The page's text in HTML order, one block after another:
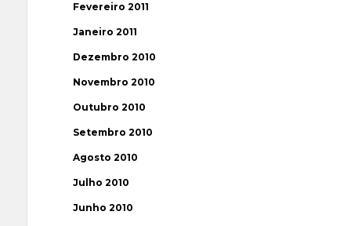
Fevereiro 2011
Janeiro 2011
Dezembro 2010
Novembro 2010
Outubro 2010
Setembro 2010
Agosto 2010
Julho 2010
Junho 2010